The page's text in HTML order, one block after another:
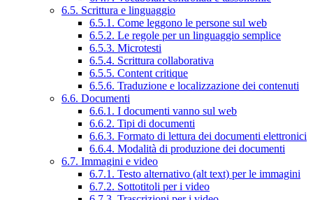
6.5. Scrittura e linguaggio
6.5.1. Come leggono le persone sul web
6.5.2. Le regole per un linguaggio semplice
6.5.3. Microtesti
6.5.4. Scrittura collaborativa
6.5.5. Content critique
6.5.6. Traduzione e localizzazione dei contenuti
6.6. Documenti
6.6.1. I documenti vanno sul web
6.6.2. Tipi di documenti
6.6.3. Formato di lettura dei documenti elettronici
6.6.4. Modalità di produzione dei documenti
6.7. Immagini e video
6.7.1. Testo alternativo (alt text) per le immagini
6.7.2. Sottotitoli per i video